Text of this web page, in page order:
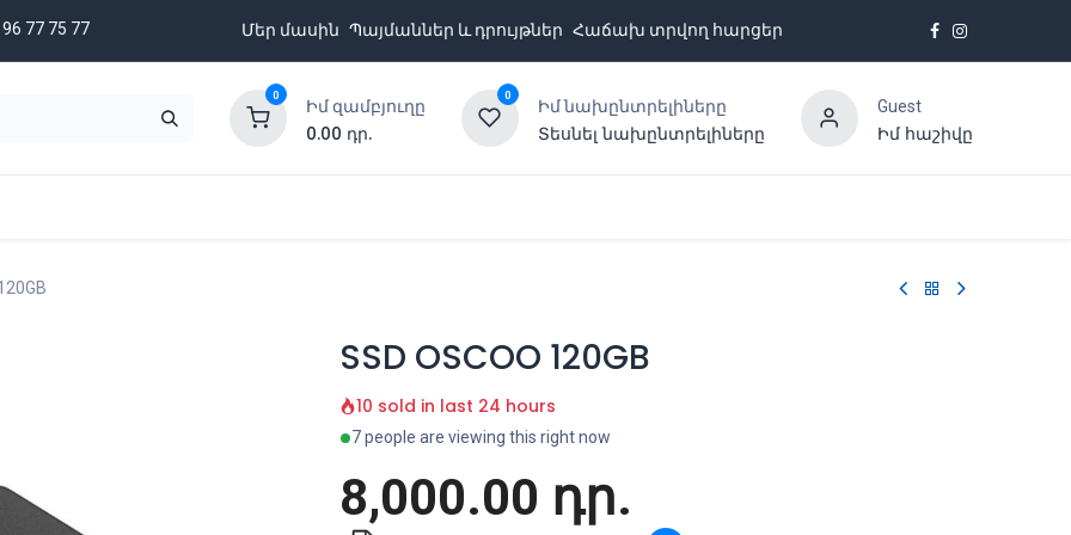
77 75 77 Մեր մասին Պայմաններ և դրույթներ Հաճախ տրվող հարցեր
0
Իմ զամբյուղը
0.00 դր.
0
Իմ նախընտրելիները
Տեսնել նախընտրելիները
Guest
Իմ հաշիվը
SSD OSCOO 120GB
10 sold in last 24 hours
7 people are viewing this right now
8,000.00 դր.